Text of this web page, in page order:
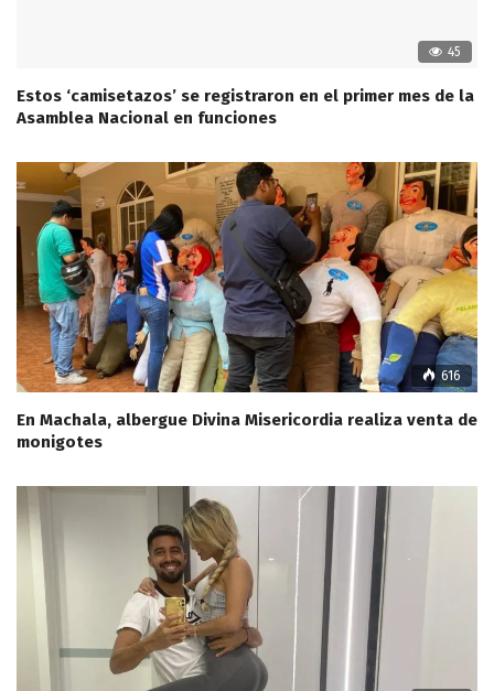
45
Estos ‘camisetazos’ se registraron en el primer mes de la
Asamblea Nacional en funciones
616
En Machala, albergue Divina Misericordia realiza venta de
monigotes